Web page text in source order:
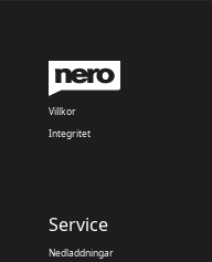
Villkor
Integritet
Service
Nedladdningar